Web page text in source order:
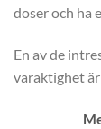
doser och ha
En av de
varaktighet